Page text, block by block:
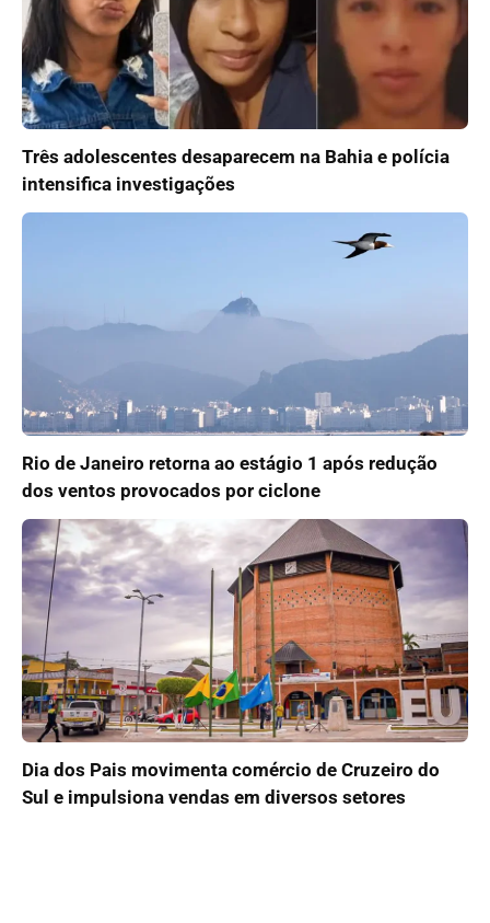
Três adolescentes desaparecem na Bahia e polícia
intensifica investigações
Rio de Janeiro retorna ao estágio 1 após redução
dos ventos provocados por ciclone
Dia dos Pais movimenta comércio de Cruzeiro do
Sul e impulsiona vendas em diversos setores